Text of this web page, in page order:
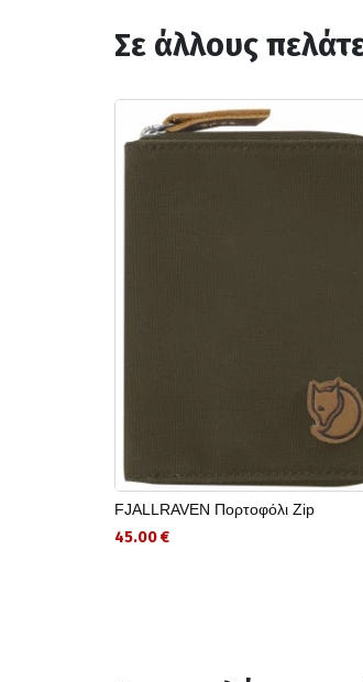
Σε άλλους
FJALLRAVEN Πορτοφόλι Zip
45.00 €